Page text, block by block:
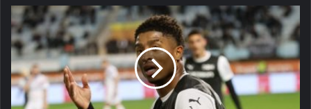
Χωρίς
Σαλσέδο
ο
ΟΦΗ
στον
«Ναό»